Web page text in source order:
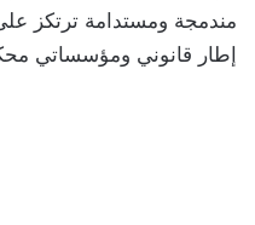
مندمجة ومستدامة ترتكز
إطار قانوني ومؤسساتي